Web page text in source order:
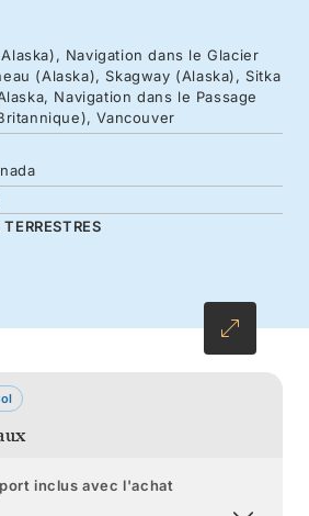
ours que l’on peut
des rivages aux baleines
du Passage intérieur. À
tlingits et haïdas
ancestraux, tandis qu’à
en bulbe rappellent
russe. Les puissants
Navigation dans le Glacier
(Alaska), Skagway (Alaska), Sitka
Navigation dans le Passage
Vancouver
inclus avec l'achat